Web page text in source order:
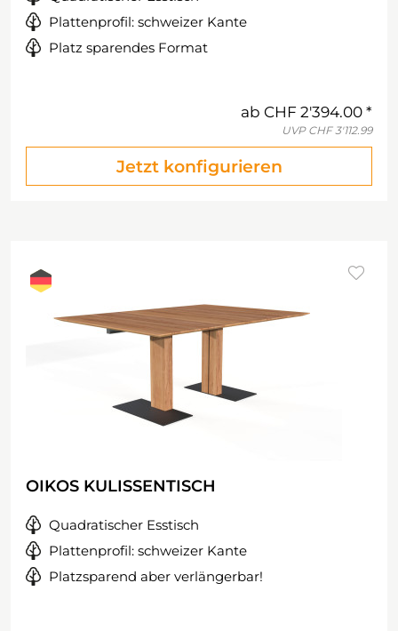
Plattenprofil: schweizer Kante
Platz sparendes Format
ab CHF 2'394.00
UVP CHF 3'112.99
Jetzt konfigurieren
OIKOS KULISSENTISCH
Quadratischer Esstisch
Plattenprofil: schweizer Kante
Platzsparend aber verlängerbar!